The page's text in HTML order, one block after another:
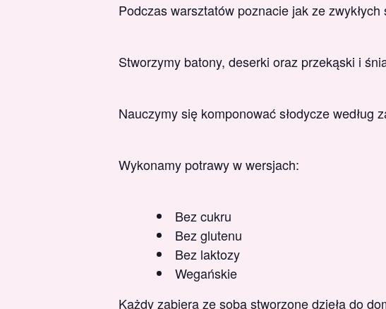
Podczas warsztatów poznacie jak ze
Stworzymy batony, deserki oraz przekąski i
Nauczymy się komponować słodycze według
Wykonamy potrawy w wersjach:
Bez cukru
Bez glutenu
Bez laktozy
Wegańskie
Każdy zabiera ze sobą stworzone dzieła do